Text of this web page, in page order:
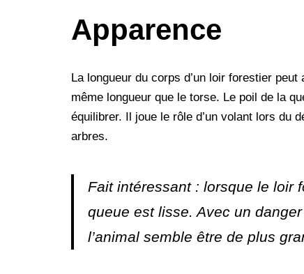
Apparence
La longueur du corps d’un loir forestier
même longueur que le torse. Le poil de la
équilibrer. Il joue le rôle d’un volant lors du
arbres.
Fait intéressant : lorsque le loir
queue est lisse. Avec un
l’animal semble être de plus